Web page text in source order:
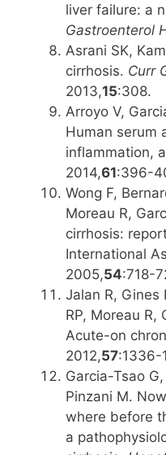
liver failure: a
Gastroenterol
Asrani SK,
cirrhosis. Curr
2013,15:308.
Arroyo V,
Human serum
inflammation,
2014,61:396-
Wong F,
Moreau R,
cirrhosis:
International
2005,54:718-
Jalan R, Gines
RP, Moreau R,
Acute-on
2012,57:1336-
Garcia-Tsao
Pinzani M.
where before
a